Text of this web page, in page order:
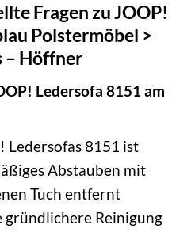
Fragen zu JOOP!
Polstermöbel >
– Höffner
Ledersofa 8151 am
Ledersofas 8151 ist
Abstauben mit
Tuch entfernt
gründlichere Reinigung